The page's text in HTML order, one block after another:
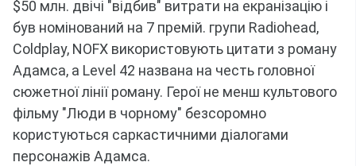
$50 млн. двічі "відбив" витрати на екранізацію і
був номінований на 7 премій. групи Radiohead,
Coldplay, NOFX використовують цитати з роману
Адамса, а Level 42 названа на честь головної
сюжетної лінії роману. Герої не менш культового
фільму "Люди в чорному" безсоромно
користуються саркастичними діалогами
персонажів Адамса.